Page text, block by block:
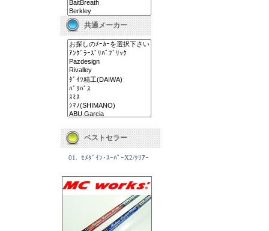
共通メーカー
ベストセラー
01. ｾﾒﾀﾞｲﾝ･ｽｰﾊﾟｰX2/ｸﾘｱｰ